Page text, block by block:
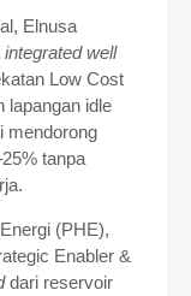
Elnusa
integrated well
Low Cost
lapangan idle
mendorong
tanpa
(PHE),
Enabler &
dari reservoir